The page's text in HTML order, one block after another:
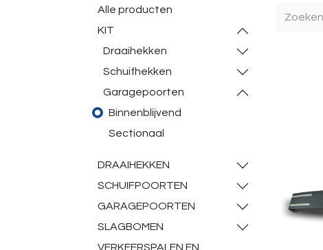
Alle producten
KIT
Draaihekken
Schuifhekken
Garagepoorten
Binnenblijvend
Sectionaal
DRAAIHEKKEN
SCHUIFPOORTEN
GARAGEPOORTEN
SLAGBOMEN
VERKEERSPALEN EN